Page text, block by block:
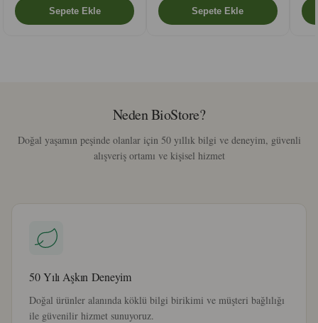
Neden BioStore?
Doğal yaşamın peşinde olanlar için 50 yıllık bilgi ve deneyim, güvenli
alışveriş ortamı ve kişisel hizmet
50 Yılı Aşkın Deneyim
Doğal ürünler alanında köklü bilgi birikimi ve müşteri bağlılığı
ile güvenilir hizmet sunuyoruz.